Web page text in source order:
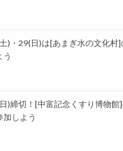
)・29(日)は[あまぎ水の文化村
う
)締切！[中富記念くすり博物館
加しよう